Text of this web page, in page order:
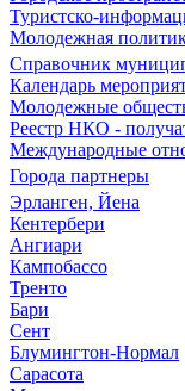
Туристско-
Молодежная
Справочник
Календарь
Молодежные
Реестр НКО -
Международные
Города партнеры
Эрланген, Йена
Кентербери
Ангиари
Кампобассо
Тренто
Бари
Сент
Блумингтон-Нормал
Сарасота